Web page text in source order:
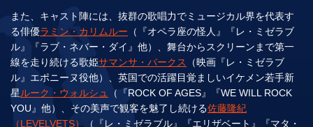
また、キャスト陣には、抜群の歌唱力でミュージカル界を代表す
る俳優ラミン・カリムルー （『オペラ座の怪人』『レ・ミゼラブ
ル』『ラブ・ネバー・ダイ』他）、舞台からスクリーンまで第一
線を走り続ける歌姫サマンサ・バークス
（映画『レ・ミゼラブ
ル』エポニーヌ役他）、英国での活躍目覚ましいイケメン若手新
星ルーク・ウォルシュ
（『ROCK OF AGES』『WE WILL ROCK
YOU』他）、その美声で観客を魅了し続ける佐藤隆紀
（LEVELVETS）
（『レ・ミゼラブル』『エリザベート』『マタ・